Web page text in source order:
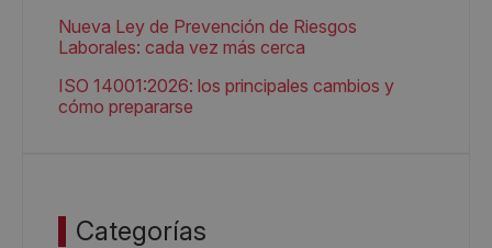
Nueva Ley de Prevención de Riesgos
Laborales: cada vez más cerca
ISO 14001:2026: los principales cambios y
cómo prepararse
Categorías